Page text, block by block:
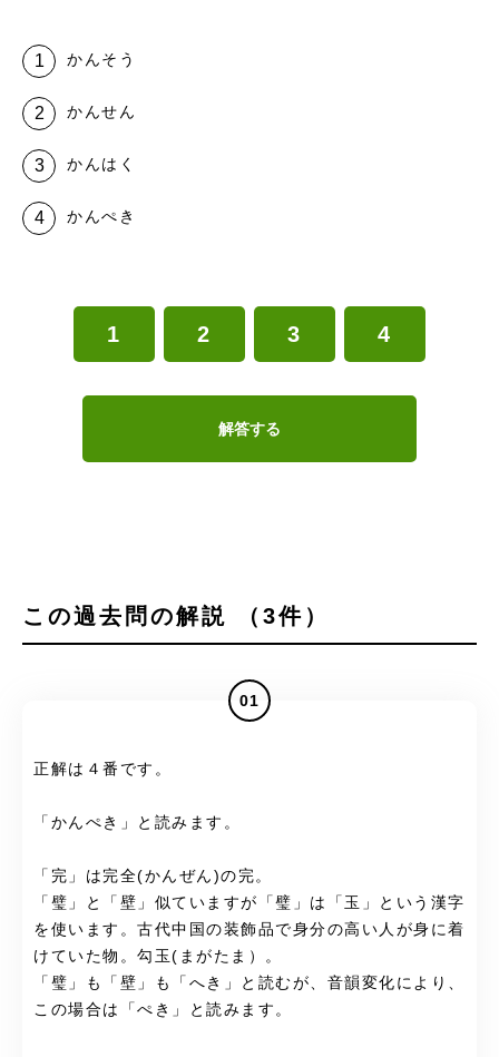
かんそう
かんせん
かんはく
かんぺき
1 2 3 4
解答する
この過去問の解説 （3件）
01
正解は４番です。
「かんぺき」と読みます。
「完」は完全(かんぜん)の完。
「璧」と「壁」似ていますが「璧」は「玉」という漢字
を使います。古代中国の装飾品で身分の高い人が身に着
けていた物。勾玉(まがたま）。
「璧」も「壁」も「へき」と読むが、音韻変化により、
この場合は「ぺき」と読みます。